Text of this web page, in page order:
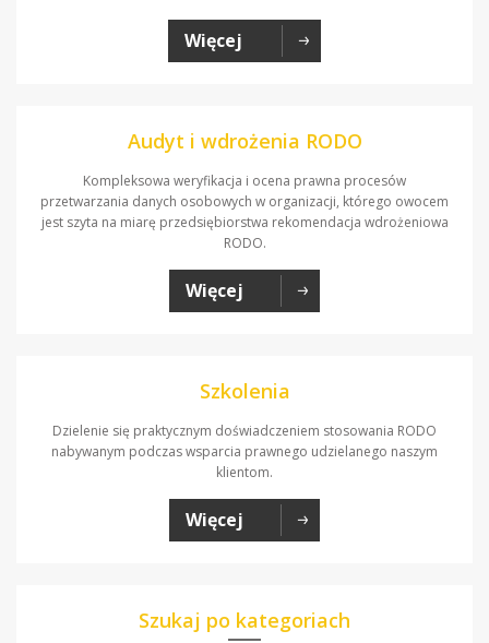
Więcej
Audyt i wdrożenia RODO
Kompleksowa weryfikacja i ocena prawna procesów
przetwarzania danych osobowych w organizacji, którego owocem
jest szyta na miarę przedsiębiorstwa rekomendacja wdrożeniowa
RODO.
Więcej
Szkolenia
Dzielenie się praktycznym doświadczeniem stosowania RODO
nabywanym podczas wsparcia prawnego udzielanego naszym
klientom.
Więcej
Szukaj po kategoriach